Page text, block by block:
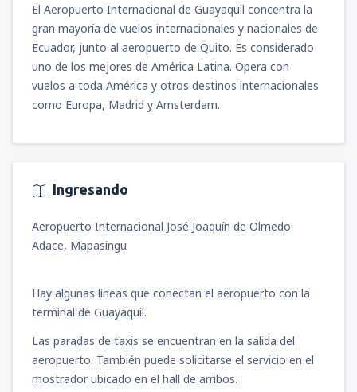
El Aeropuerto Internacional de Guayaquil concentra la
gran mayoría de vuelos internacionales y nacionales de
Ecuador, junto al aeropuerto de Quito. Es considerado
uno de los mejores de América Latina. Opera con
vuelos a toda América y otros destinos internacionales
como Europa, Madrid y Amsterdam.
Ingresando
Aeropuerto Internacional José Joaquín de Olmedo
Adace, Mapasingu
Hay algunas líneas que conectan el aeropuerto con la
terminal de Guayaquil.
Las paradas de taxis se encuentran en la salida del
aeropuerto. También puede solicitarse el servicio en el
mostrador ubicado en el hall de arribos.